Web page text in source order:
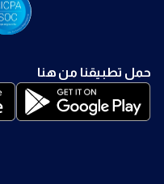
حمل تطبيقنا من هنا